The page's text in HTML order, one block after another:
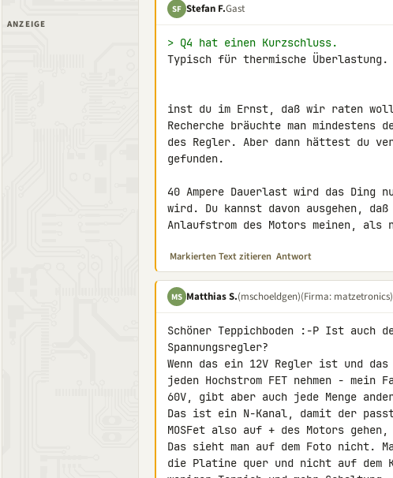
ANZEIGE
SF Stefan F.Gast
> Q4 hat einen Kurzschluss.
Typisch für thermische Überlastung.
inst du im Ernst, daß wir raten
Recherche bräuchte man mindestens
des Regler. Aber dann hättest du
gefunden.
40 Ampere Dauerlast wird das
wird. Du kannst davon ausgehen,
Anlaufstrom des Motors meinen, als
Markierten Text zitieren Antwort
MS Matthias S.(mschoeldgen)(Firma: matzetronics)
Schöner Teppichboden :-P Ist auch
Spannungsregler?
Wenn das ein 12V Regler ist und
jeden Hochstrom FET nehmen -
60V, gibt aber auch jede Menge
Das ist ein N-Kanal, damit der
MOSFet also auf + des Motors
Das sieht man auf dem Foto nicht.
die Platine quer und nicht auf dem